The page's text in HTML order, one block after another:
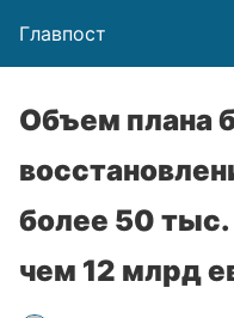
Главпост
Объем плана
более 50 тыс.
чем 12 млрд